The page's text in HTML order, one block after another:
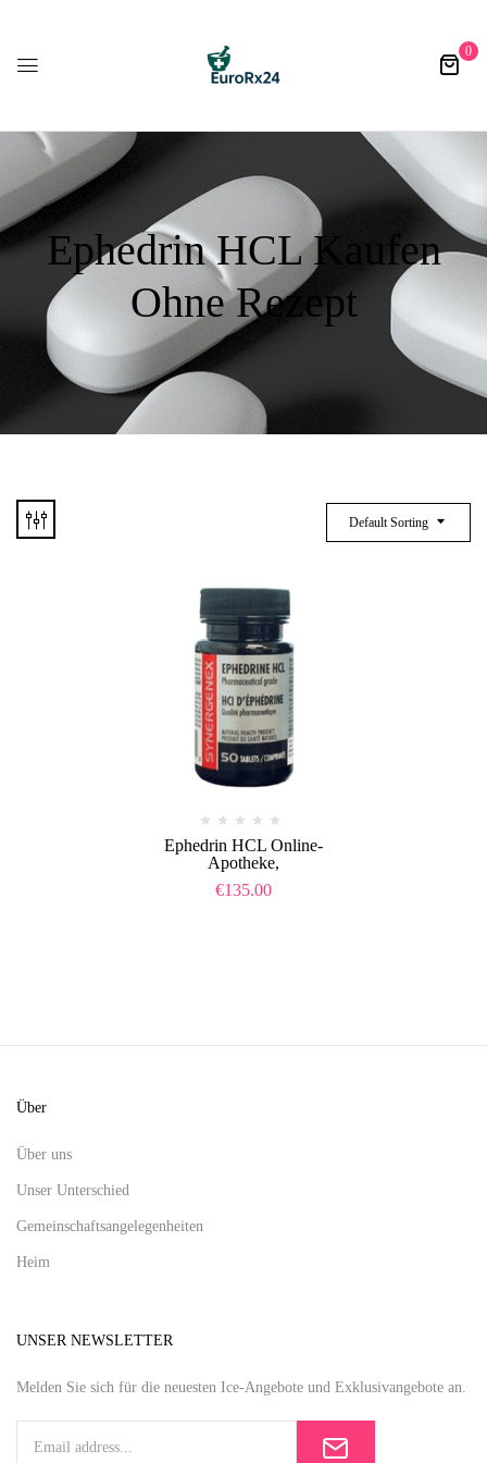
0
Ephedrin HCL Kaufen
Ohne Rezept
Default Sorting
Ephedrin HCL Online-
Apotheke,
€135.00
Über
Über uns
Unser Unterschied
Gemeinschaftsangelegenheiten
Heim
UNSER NEWSLETTER
Melden Sie sich für die neuesten Ice-Angebote und Exklusivangebote an.